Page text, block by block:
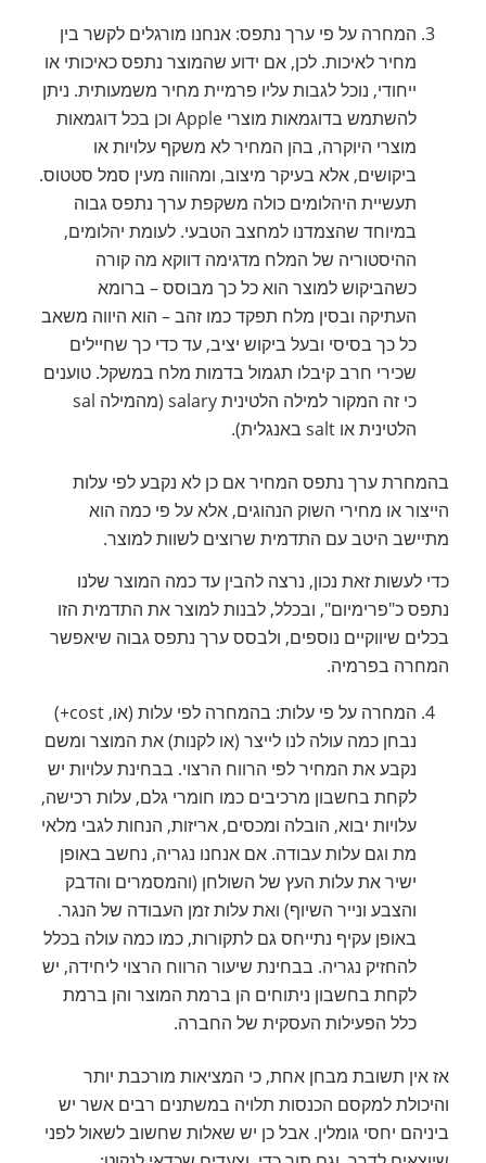
המחרה על פי ערך נתפס: אנחנו מורגלים לקשר בין
מחיר לאיכות. לכן, אם ידוע שהמוצר נתפס כאיכותי או
ייחודי, נוכל לגבות עליו פרמיית מחיר משמעותית. ניתן
להשתמש בדוגמאות מוצרי Apple וכן בכל דוגמאות
מוצרי היוקרה, בהן המחיר לא משקף עלויות או
ביקושים, אלא בעיקר מיצוב, ומהווה מעין סמל סטטוס.
תעשיית היהלומים כולה משקפת ערך נתפס גבוה
במיוחד שהצמדנו למחצב הטבעי. לעומת יהלומים,
ההיסטוריה של המלח מדגימה דווקא מה קורה
כשהביקוש למוצר הוא כל כך מבוסס – ברומא
העתיקה ובסין מלח תפקד כמו זהב – הוא היווה משאב
כל כך בסיסי ובעל ביקוש יציב, עד כדי כך שחיילים
שכירי חרב קיבלו תגמול בדמות מלח במשקל. טוענים
כי זה המקור למילה הלטינית salary (מהמילה sal
הלטינית או salt באנגלית).
בהמחרת ערך נתפס המחיר אם כן לא נקבע לפי עלות
הייצור או מחירי השוק הנהוגים, אלא על פי כמה הוא
מתיישב היטב עם התדמית שרוצים לשוות למוצר.
כדי לעשות זאת נכון, נרצה להבין עד כמה המוצר שלנו
נתפס כ"פרימיום", ובכלל, לבנות למוצר את התדמית הזו
בכלים שיווקיים נוספים, ולבסס ערך נתפס גבוה שיאפשר
המחרה בפרמיה.
המחרה על פי עלות: בהמחרה לפי עלות (או, cost+)
נבחן כמה עולה לנו לייצר (או לקנות) את המוצר ומשם
נקבע את המחיר לפי הרווח הרצוי. בבחינת עלויות יש
לקחת בחשבון מרכיבים כמו חומרי גלם, עלות רכישה,
עלויות יבוא, הובלה ומכסים, אריזות, הנחות לגבי מלאי
מת וגם עלות עבודה. אם אנחנו נגריה, נחשב באופן
ישיר את עלות העץ של השולחן (והמסמרים והדבק
והצבע ונייר השיוף) ואת עלות זמן העבודה של הנגר.
באופן עקיף נתייחס גם לתקורות, כמו כמה עולה בכלל
להחזיק נגריה. בבחינת שיעור הרווח הרצוי ליחידה, יש
לקחת בחשבון ניתוחים הן ברמת המוצר והן ברמת
כלל הפעילות העסקית של החברה.
אז אין תשובת מבחן אחת, כי המציאות מורכבת יותר
והיכולת למקסם הכנסות תלויה במשתנים רבים אשר יש
ביניהם יחסי גומלין. אבל כן יש שאלות שחשוב לשאול לפני